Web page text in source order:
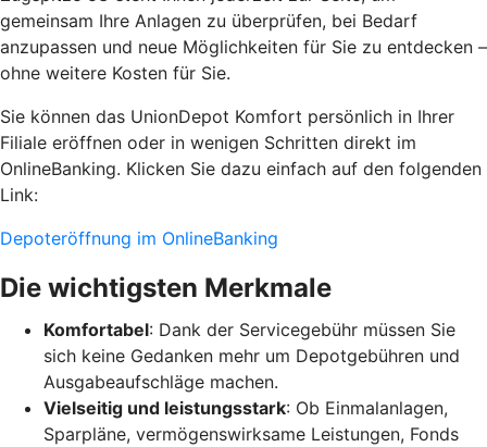
gemeinsam Ihre Anlagen zu überprüfen, bei Bedarf
anzupassen und neue Möglichkeiten für Sie zu entdecken –
ohne weitere Kosten für Sie.
Sie können das UnionDepot Komfort persönlich in Ihrer
Filiale eröffnen oder in wenigen Schritten direkt im
OnlineBanking. Klicken Sie dazu einfach auf den folgenden
Link:
Depoteröffnung im OnlineBanking
Die wichtigsten Merkmale
Komfortabel: Dank der Servicegebühr müssen Sie
sich keine Gedanken mehr um Depotgebühren und
Ausgabeaufschläge machen.
Vielseitig und leistungsstark: Ob Einmalanlagen,
Sparpläne, vermögenswirksame Leistungen, Fonds